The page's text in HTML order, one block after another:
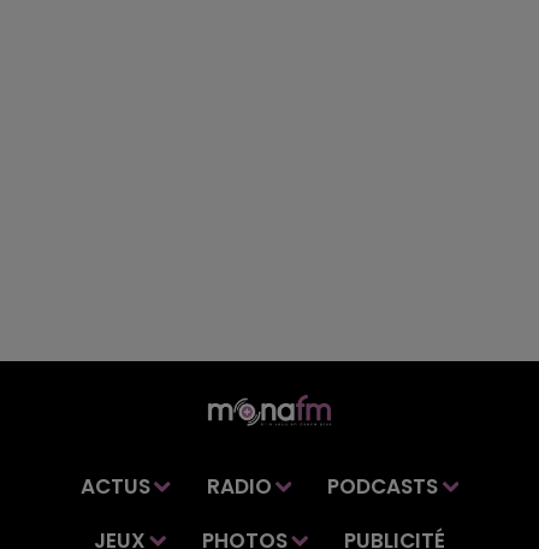
ACTUS RADIO
PODCASTS
JEUX
PHOTOS PUBLICITÉ